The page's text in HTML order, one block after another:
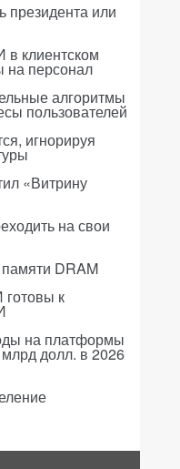
президента или
в клиентском
на персонал
алгоритмы
пользователей
игнорируя
«Витрину
на свои
DRAM
к
на платформы
долл. в 2026